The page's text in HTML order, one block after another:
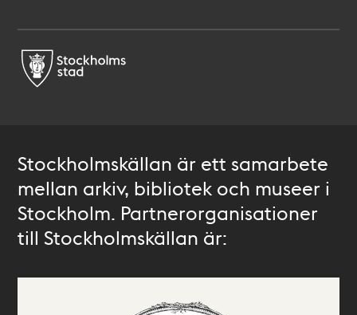
Stockholmskällan är ett samarbete
mellan arkiv, bibliotek och museer i
Stockholm. Partnerorganisationer
till Stockholmskällan är: